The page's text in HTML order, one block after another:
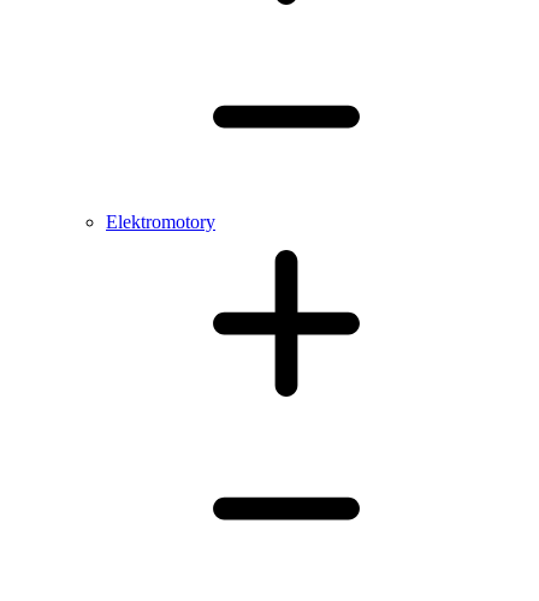
Elektromotory